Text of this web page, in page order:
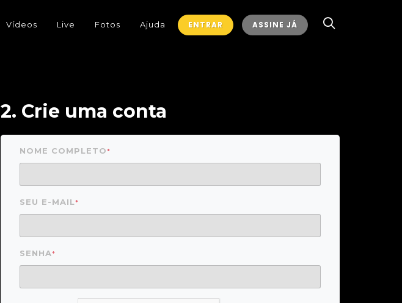
Vídeos Live Fotos Ajuda ENTRAR ASSINE JÁ
2. Crie uma conta
NOME COMPLETO*
SEU E-MAIL*
SENHA*